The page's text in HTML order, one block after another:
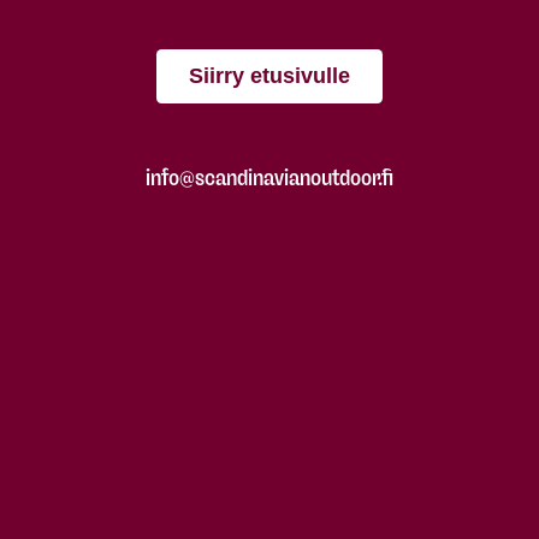
Siirry etusivulle
info@scandinavianoutdoor.fi